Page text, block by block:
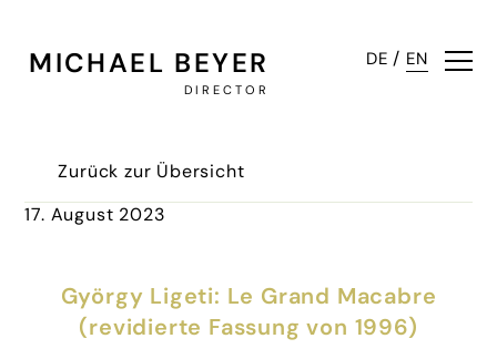
MICHAEL BEYER
DIRECTOR
DE / EN
Zurück zur Übersicht
17. August 2023
György Ligeti: Le Grand Macabre
(revidierte Fassung von 1996)